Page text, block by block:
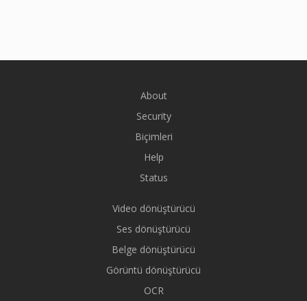
About
Security
Biçimleri
Help
Status
Video dönüştürücü
Ses dönüştürücü
Belge dönüştürücü
Görüntü dönüştürücü
OCR